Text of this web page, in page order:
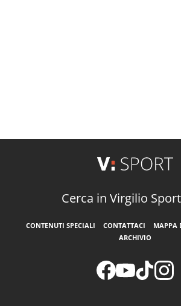
Cerca in Virgilio
CONTENUTI SPECIALI CONTATTACI MAPPA
ARCHIVIO